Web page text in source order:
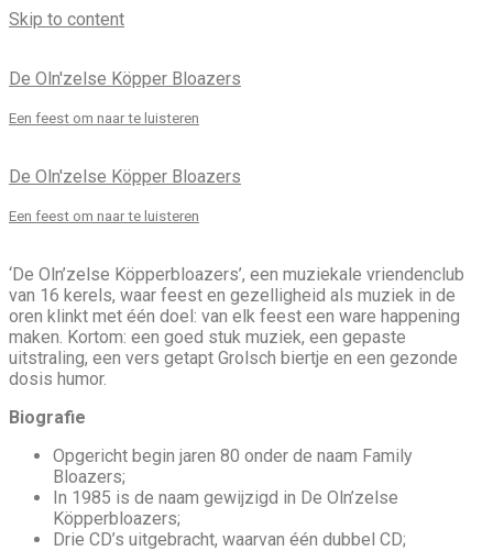
Skip to content
De Oln'zelse Köpper Bloazers
Een feest om naar te luisteren
De Oln'zelse Köpper Bloazers
Een feest om naar te luisteren
‘De Oln’zelse Köpperbloazers’, een muziekale vriendenclub
van 16 kerels, waar feest en gezelligheid als muziek in de
oren klinkt met één doel: van elk feest een ware happening
maken. Kortom: een goed stuk muziek, een gepaste
uitstraling, een vers getapt Grolsch biertje en een gezonde
dosis humor.
Biografie
Opgericht begin jaren 80 onder de naam Family
Bloazers;
In 1985 is de naam gewijzigd in De Oln’zelse
Köpperbloazers;
Drie CD’s uitgebracht, waarvan één dubbel CD;